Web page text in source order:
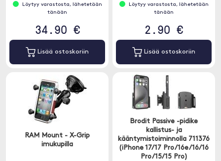
Löytyy varastosta, lähetetään
tänään
34.90 €
Lisää ostoskoriin
Löytyy varastosta, lähetetään
tänään
2.90 €
Lisää ostoskoriin
RAM Mount - X-Grip
imukupilla
Brodit Passive -pidike
kallistus- ja
kääntymistoiminnolla 711376
(iPhone 17/17 Pro/16e/16/16
Pro/15/15 Pro)